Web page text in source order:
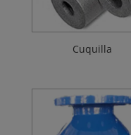
Cuquilla